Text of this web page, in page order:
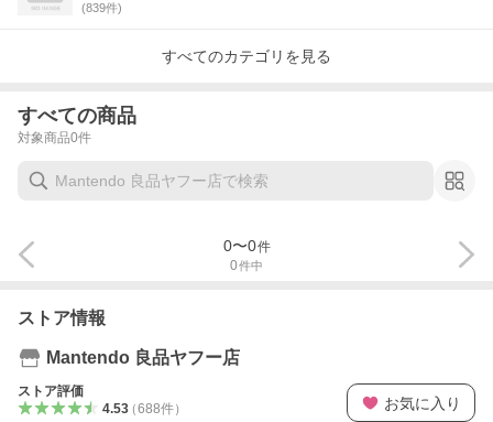
(839件)
すべてのカテゴリを見る
すべての商品
対象商品0件
0件中
0〜0件
ストア情報
Mantendo 良品ヤフー店
ストア評価
4.53（688件） お気に入り